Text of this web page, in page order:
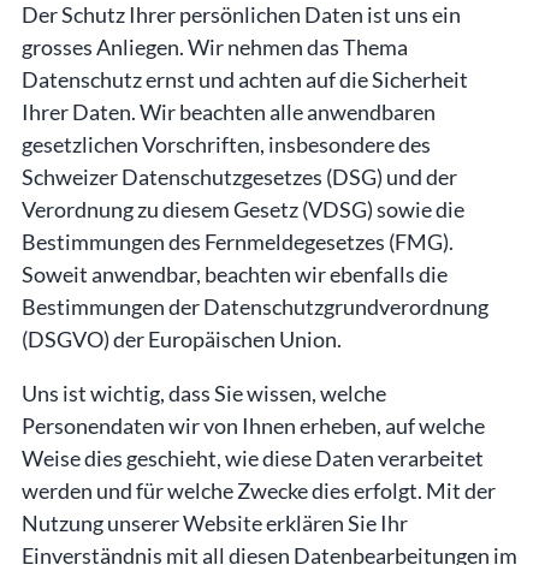
Der Schutz Ihrer persönlichen Daten ist uns ein
grosses Anliegen. Wir nehmen das Thema
Datenschutz ernst und achten auf die Sicherheit
Ihrer Daten. Wir beachten alle anwendbaren
gesetzlichen Vorschriften, insbesondere des
Schweizer Datenschutzgesetzes (DSG) und der
Verordnung zu diesem Gesetz (VDSG) sowie die
Bestimmungen des Fernmeldegesetzes (FMG).
Soweit anwendbar, beachten wir ebenfalls die
Bestimmungen der Datenschutzgrundverordnung
(DSGVO) der Europäischen Union.
Uns ist wichtig, dass Sie wissen, welche
Personendaten wir von Ihnen erheben, auf welche
Weise dies geschieht, wie diese Daten verarbeitet
werden und für welche Zwecke dies erfolgt. Mit der
Nutzung unserer Website erklären Sie Ihr
Einverständnis mit all diesen Datenbearbeitungen im